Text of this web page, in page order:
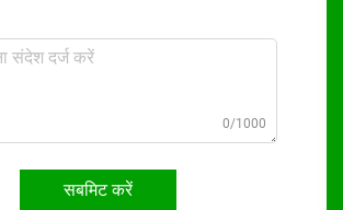
0/1000
सबमिट करें